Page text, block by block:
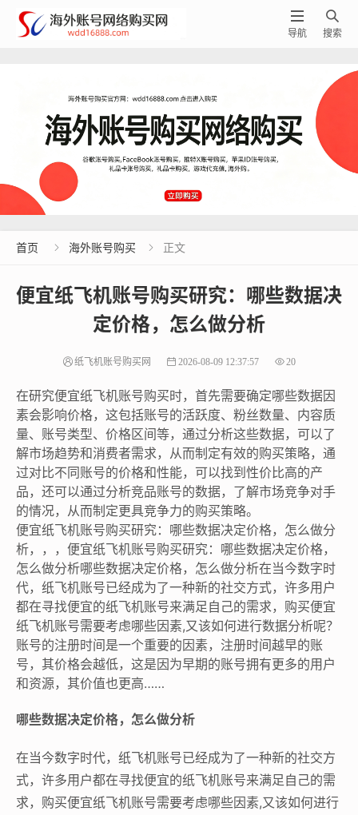

搜索

导航
首页  海外账号购买  正文
便宜纸飞机账号购买研究：哪些数据决
定价格，怎么做分析
纸飞机账号购买网 2026-08-09 12:37:57 20
在研究便宜纸飞机账号购买时，首先需要确定哪些数据因
素会影响价格，这包括账号的活跃度、粉丝数量、内容质
量、账号类型、价格区间等，通过分析这些数据，可以了
解市场趋势和消费者需求，从而制定有效的购买策略，通
过对比不同账号的价格和性能，可以找到性价比高的产
品，还可以通过分析竞品账号的数据，了解市场竞争对手
的情况，从而制定更具竞争力的购买策略。
便宜纸飞机账号购买研究：哪些数据决定价格，怎么做分
析，，，便宜纸飞机账号购买研究：哪些数据决定价格，
怎么做分析哪些数据决定价格，怎么做分析在当今数字时
代，纸飞机账号已经成为了一种新的社交方式，许多用户
都在寻找便宜的纸飞机账号来满足自己的需求，购买便宜
纸飞机账号需要考虑哪些因素,又该如何进行数据分析呢？
账号的注册时间是一个重要的因素，注册时间越早的账
号，其价格会越低，这是因为早期的账号拥有更多的用户
和资源，其价值也更高……
哪些数据决定价格，怎么做分析
在当今数字时代，纸飞机账号已经成为了一种新的社交方
式，许多用户都在寻找便宜的纸飞机账号来满足自己的需
求，购买便宜纸飞机账号需要考虑哪些因素,又该如何进行